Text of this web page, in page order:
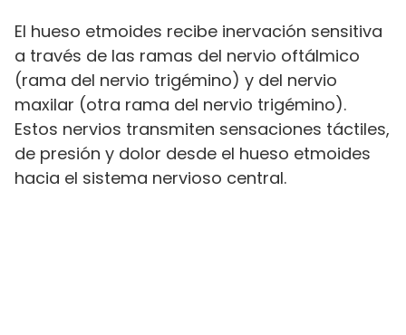
El hueso etmoides recibe inervación sensitiva
a través de las ramas del nervio oftálmico
(rama del nervio trigémino) y del nervio
maxilar (otra rama del nervio trigémino).
Estos nervios transmiten sensaciones táctiles,
de presión y dolor desde el hueso etmoides
hacia el sistema nervioso central.